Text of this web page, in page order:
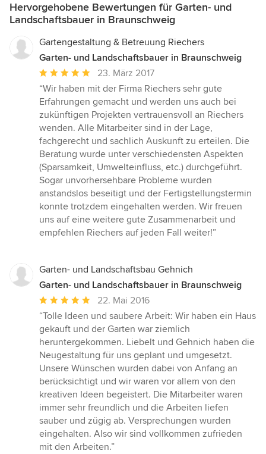
Hervorgehobene Bewertungen für Garten- und
Landschaftsbauer in Braunschweig
Gartengestaltung & Betreuung Riechers
Garten- und Landschaftsbauer in Braunschweig
Durchschnittliche
Bewertung:
5
von
5
Sternen
23. März 2017
“Wir haben mit der Firma Riechers sehr gute
Erfahrungen gemacht und werden uns auch bei
zukünftigen Projekten vertrauensvoll an Riechers
wenden. Alle Mitarbeiter sind in der Lage,
fachgerecht und sachlich Auskunft zu erteilen. Die
Beratung wurde unter verschiedensten Aspekten
(Sparsamkeit, Umwelteinfluss, etc.) durchgeführt.
Sogar unvorhersehbare Probleme wurden
anstandslos beseitigt und der Fertigstellungstermin
konnte trotzdem eingehalten werden. Wir freuen
uns auf eine weitere gute Zusammenarbeit und
empfehlen Riechers auf jeden Fall weiter!”
Garten- und Landschaftsbau Gehnich
Garten- und Landschaftsbauer in Braunschweig
Durchschnittliche
Bewertung:
5
von
5
Sternen
22. Mai 2016
“Tolle Ideen und saubere Arbeit: Wir haben ein Haus
gekauft und der Garten war ziemlich
heruntergekommen. Liebelt und Gehnich haben die
Neugestaltung für uns geplant und umgesetzt.
Unsere Wünschen wurden dabei von Anfang an
berücksichtigt und wir waren vor allem von den
kreativen Ideen begeistert. Die Mitarbeiter waren
immer sehr freundlich und die Arbeiten liefen
sauber und zügig ab. Versprechungen wurden
eingehalten. Also wir sind vollkommen zufrieden
mit den Arbeiten.”